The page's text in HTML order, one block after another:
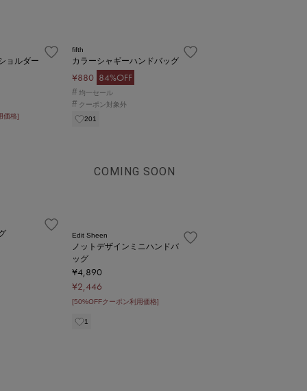
ョルダー
価格]
fifth
カラーシャギーハンドバッグ
¥880 84%OFF
# 均一セール
# クーポン対象外
201
COMING SOON
Edit Sheen
ノットデザインミニハンドバ
ッグ
¥4,890
¥2,446
[50%OFFクーポン利用価格]
1